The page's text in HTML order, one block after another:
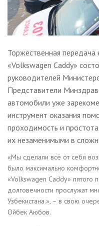
Торжественная
«Volkswagen Caddy»
руководителей
Представители
автомобили уже
инструмент оказания
проходимость и
их незаменимыми в
«Мы сделали всё от себя
было максимально
«Volkswagen Caddy» пятого
долговечности прослужат
Узбекистана.», – в свою
Ойбек Аюбов.